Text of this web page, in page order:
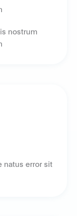
nostrum
natus error sit